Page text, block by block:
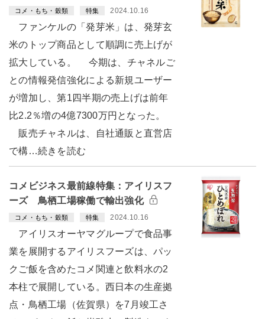
コメ・もち・穀類 特集 2024.10.16
ファンケルの「発芽米」は、発芽玄
米のトップ商品として順調に売上げが
拡大している。 今期は、チャネルご
との情報発信強化による新規ユーザー
が増加し、第1四半期の売上げは前年
比2.2％増の4億7300万円となった。
販売チャネルは、自社通販と直営店
で構…続きを読む
コメビジネス最前線特集：アイリスフ
ーズ 鳥栖工場稼働で輸出強化
コメ・もち・穀類 特集 2024.10.16
アイリスオーヤマグループで食品事
業を展開するアイリスフーズは、パッ
クご飯を含めたコメ関連と飲料水の2
本柱で展開している。西日本の生産拠
点・鳥栖工場（佐賀県）を7月竣工さ